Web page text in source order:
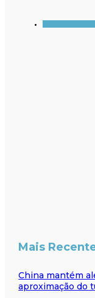
Mais
China mantém
aproximação do